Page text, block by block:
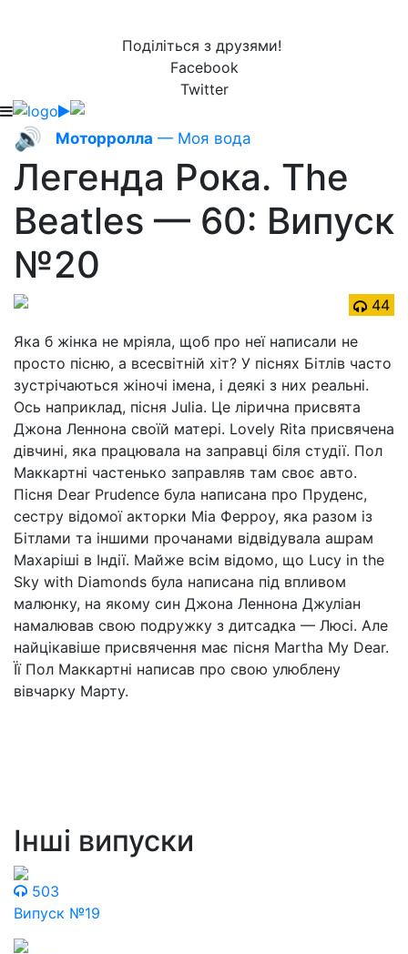
Поділіться з друзями!
Facebook
Twitter
🔊 Моторролла — Моя вода
Легенда Рока. The
Beatles — 60: Випуск
№20
44
Яка б жінка не мріяла, щоб про неї написали не
просто пісню, а всесвітній хіт? У піснях Бітлів часто
зустрічаються жіночі імена, і деякі з них реальні.
Ось наприклад, пісня Julia. Це лірична присвята
Джона Леннона своїй матері. Lovely Rita присвячена
дівчині, яка працювала на заправці біля студії. Пол
Маккартні частенько заправляв там своє авто.
Пісня Dear Prudence була написана про Пруденс,
сестру відомої акторки Міа Ферроу, яка разом із
Бітлами та іншими прочанами відвідувала ашрам
Махаріші в Індії. Майже всім відомо, що Lucy in the
Sky with Diamonds була написана під впливом
малюнку, на якому син Джона Леннона Джуліан
намалював свою подружку з дитсадка — Люсі. Але
найцікавіше присвячення має пісня Martha My Dear.
Її Пол Маккартні написав про свою улюблену
вівчарку Марту.
Інші випуски
503
Випуск №19